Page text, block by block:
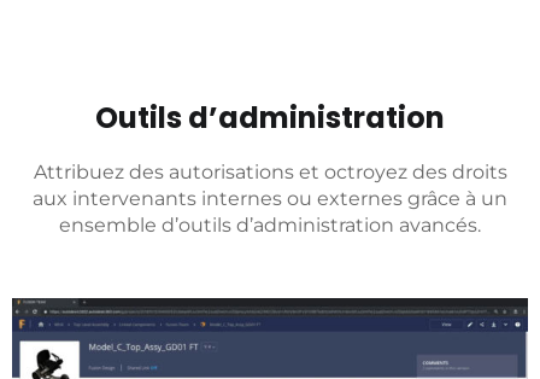
Outils d’administration
Attribuez des autorisations et octroyez des droits
aux intervenants internes ou externes grâce à un
ensemble d’outils d’administration avancés.